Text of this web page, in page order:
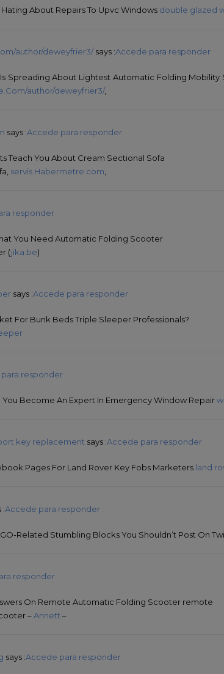
Hating About Repairs To Upvc Windows double glazed
author/deweyfrier3/says :Accede para responder
Is Spreading About Lightest Automatic Folding
author/deweyfrier3/,
says :Accede para responder
Teach You About Cream Sectional Sofa
servis.Habermetre.com
responder
You Need Automatic Folding Scooter
(jika.be)
says :Accede para responder
For Bunk Beds Triple Sleeper Professionals?
responder
You Become An Expert In Emergency Window Repair
key replacement says :Accede para responder
Pages For Land Rover Key Fobs Marketers land
:Accede para responder
Related Stumbling Blocks You Shouldn’t Post On
responder
On Remote Automatic Folding Scooter remote
– Annett –
says :Accede para responder